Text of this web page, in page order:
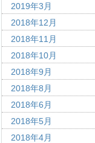
2019年3月
2018年12月
2018年11月
2018年10月
2018年9月
2018年8月
2018年6月
2018年5月
2018年4月